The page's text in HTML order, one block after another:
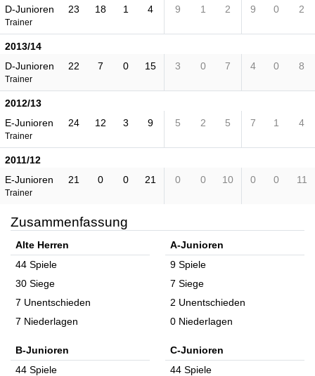
D-Junioren
Trainer
23 18 1 4 9 1 2 9 0 2
2013/14
D-Junioren
Trainer
22 7 0 15 3 0 7 4 0 8
2012/13
E-Junioren
Trainer
24 12 3 9 5 2 5 7 1 4
2011/12
E-Junioren
Trainer
21 0 0 21 0 0 10 0 0 11
Zusammenfassung
Alte Herren
44 Spiele
30 Siege
7 Unentschieden
7 Niederlagen
A-Junioren
9 Spiele
7 Siege
2 Unentschieden
0 Niederlagen
B-Junioren
44 Spiele
C-Junioren
44 Spiele